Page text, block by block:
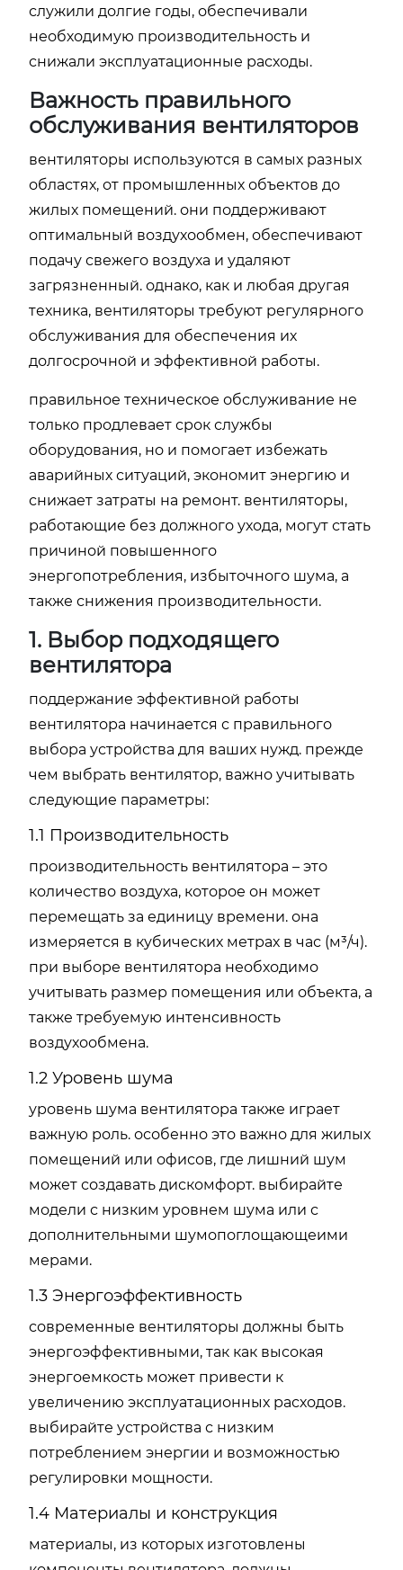
служили долгие годы, обеспечивали
необходимую производительность и
снижали эксплуатационные расходы.
Важность правильного
обслуживания вентиляторов
вентиляторы используются в самых разных
областях, от промышленных объектов до
жилых помещений. они поддерживают
оптимальный воздухообмен, обеспечивают
подачу свежего воздуха и удаляют
загрязненный. однако, как и любая другая
техника, вентиляторы требуют регулярного
обслуживания для обеспечения их
долгосрочной и эффективной работы.
правильное техническое обслуживание не
только продлевает срок службы
оборудования, но и помогает избежать
аварийных ситуаций, экономит энергию и
снижает затраты на ремонт. вентиляторы,
работающие без должного ухода, могут стать
причиной повышенного
энергопотребления, избыточного шума, а
также снижения производительности.
1. Выбор подходящего
вентилятора
поддержание эффективной работы
вентилятора начинается с правильного
выбора устройства для ваших нужд. прежде
чем выбрать вентилятор, важно учитывать
следующие параметры:
1.1 Производительность
производительность вентилятора – это
количество воздуха, которое он может
перемещать за единицу времени. она
измеряется в кубических метрах в час (м³/ч).
при выборе вентилятора необходимо
учитывать размер помещения или объекта, а
также требуемую интенсивность
воздухообмена.
1.2 Уровень шума
уровень шума вентилятора также играет
важную роль. особенно это важно для жилых
помещений или офисов, где лишний шум
может создавать дискомфорт. выбирайте
модели с низким уровнем шума или с
дополнительными шумопоглощающеими
мерами.
1.3 Энергоэффективность
современные вентиляторы должны быть
энергоэффективными, так как высокая
энергоемкость может привести к
увеличению эксплуатационных расходов.
выбирайте устройства с низким
потреблением энергии и возможностью
регулировки мощности.
1.4 Материалы и конструкция
материалы, из которых изготовлены